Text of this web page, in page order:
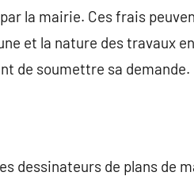
la mairie. Ces frais
et la nature des travaux
de soumettre sa demande.
dessinateurs de plans de